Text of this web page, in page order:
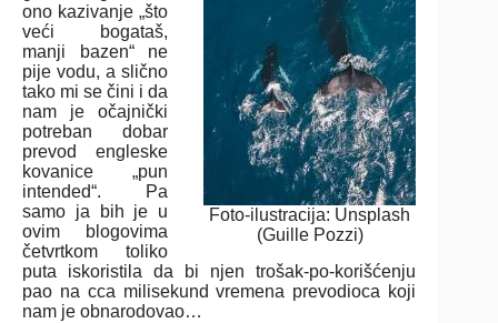
Foto-ilustracija: Unsplash
(Guille Pozzi)
ono kazivanje „što
veći bogataš,
manji bazen“ ne
pije vodu, a slično
tako mi se čini i da
nam je očajnički
potreban dobar
prevod engleske
kovanice „pun
intended“. Pa
samo ja bih je u
ovim blogovima
četvrtkom toliko
puta iskoristila da bi njen trošak-po-korišćenju
pao na cca milisekund vremena prevodioca koji
nam je obnarodovao…